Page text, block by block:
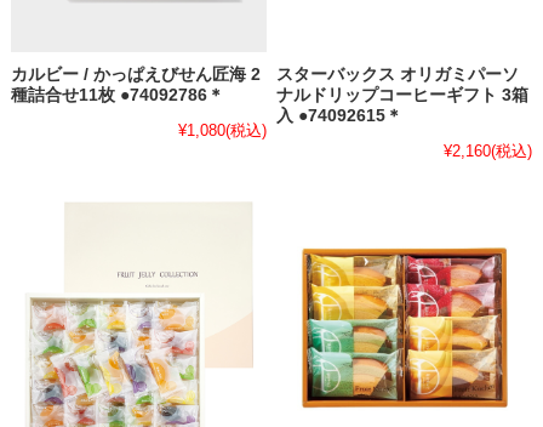
カルビー / かっぱえびせん匠海 2
種詰合せ11枚 ●74092786＊
¥1,080(税込)
スターバックス オリガミパーソ
ナルドリップコーヒーギフト 3箱
入 ●74092615＊
¥2,160(税込)